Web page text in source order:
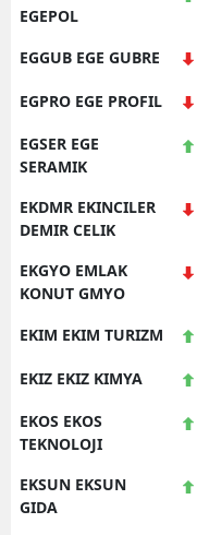
EGEPOL
EGGUB EGE GUBRE
EGPRO EGE PROFIL
EGSER EGE
SERAMIK
EKDMR EKINCILER
DEMIR CELIK
EKGYO EMLAK
KONUT GMYO
EKIM EKIM TURIZM
EKIZ EKIZ KIMYA
EKOS EKOS
TEKNOLOJI
EKSUN EKSUN
GIDA